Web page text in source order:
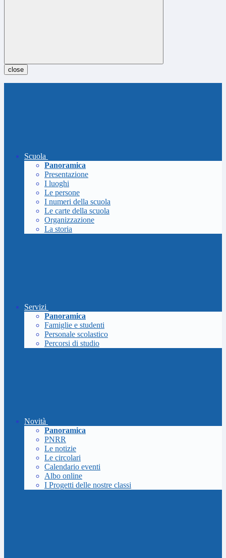
close
Scuola
Panoramica
Presentazione
I luoghi
Le persone
I numeri della scuola
Le carte della scuola
Organizzazione
La storia
Servizi
Panoramica
Famiglie e studenti
Personale scolastico
Percorsi di studio
Novità
Panoramica
PNRR
Le notizie
Le circolari
Calendario eventi
Albo online
I Progetti delle nostre classi